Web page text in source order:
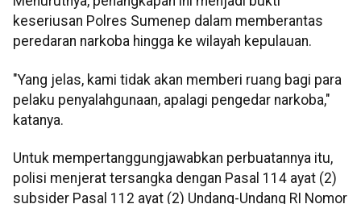
keseriusan Polres Sumenep dalam memberantas
peredaran narkoba hingga ke wilayah kepulauan.
"Yang jelas, kami tidak akan memberi ruang bagi para
pelaku penyalahgunaan, apalagi pengedar narkoba,"
katanya.
Untuk mempertanggungjawabkan perbuatannya itu,
polisi menjerat tersangka dengan Pasal 114 ayat (2)
subsider Pasal 112 ayat (2) Undang-Undang RI Nomor